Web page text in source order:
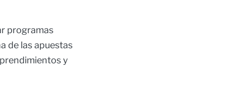
programas
de las apuestas
y